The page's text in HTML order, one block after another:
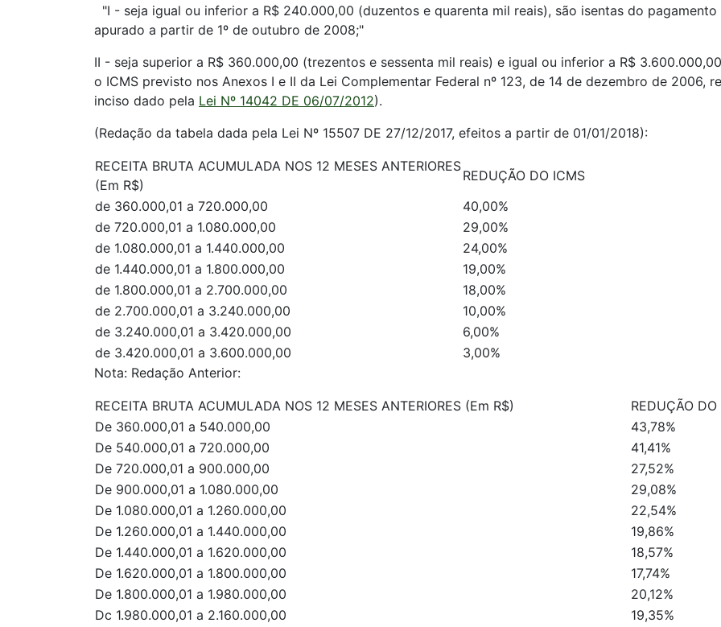
"I - seja igual ou inferior a R$ 240.000,00 (duzentos e quarenta mil reais), são isentas do
apurado a partir de 1º de outubro de 2008;"
II - seja superior a R$ 360.000,00 (trezentos e sessenta mil reais) e igual ou inferior a R$
o ICMS previsto nos Anexos I e II da Lei Complementar Federal nº 123, de 14 de dezembro de 2006,
inciso dado pela Lei Nº 14042 DE 06/07/2012).
(Redação da tabela dada pela Lei Nº 15507 DE 27/12/2017, efeitos a partir de 01/01/2018):
RECEITA BRUTA ACUMULADA NOS 12 MESES ANTERIORES
(Em R$)
REDUÇÃO DO ICMS
de 360.000,01 a 720.000,00
40,00%
de 720.000,01 a 1.080.000,00
29,00%
de 1.080.000,01 a 1.440.000,00
24,00%
de 1.440.000,01 a 1.800.000,00
19,00%
de 1.800.000,01 a 2.700.000,00
18,00%
de 2.700.000,01 a 3.240.000,00
10,00%
de 3.240.000,01 a 3.420.000,00
6,00%
de 3.420.000,01 a 3.600.000,00
3,00%
Nota: Redação Anterior:
RECEITA BRUTA ACUMULADA NOS 12 MESES ANTERIORES (Em R$)
REDUÇÃO
De 360.000,01 a 540.000,00
43,78%
De 540.000,01 a 720.000,00
41,41%
De 720.000,01 a 900.000,00
27,52%
De 900.000,01 a 1.080.000,00
29,08%
De 1.080.000,01 a 1.260.000,00
22,54%
De 1.260.000,01 a 1.440.000,00
19,86%
De 1.440.000,01 a 1.620.000,00
18,57%
De 1.620.000,01 a 1.800.000,00
17,74%
De 1.800.000,01 a 1.980.000,00
20,12%
Dc 1.980.000,01 a 2.160.000,00
19,35%